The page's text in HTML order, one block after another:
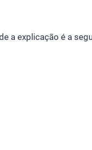
a explicação é a